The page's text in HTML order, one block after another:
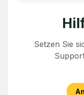
Setzen Sie